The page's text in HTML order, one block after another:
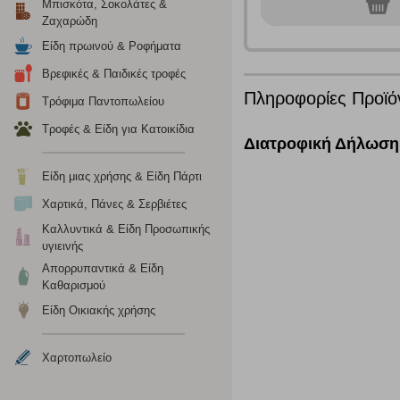
Μπισκότα, Σοκολάτες &
Ζαχαρώδη
Είδη πρωινού & Ροφήματα
Βρεφικές & Παιδικές τροφές
Τρόφιμα Παντοπωλείου
Τροφές & Είδη για Κατοικίδια
Είδη μιας χρήσης & Είδη Πάρτι
Χαρτικά, Πάνες & Σερβιέτες
Καλλυντικά & Είδη Προσωπικής
υγιεινής
Απορρυπαντικά & Είδη
Καθαρισμού
Είδη Οικιακής χρήσης
Χαρτοπωλείο
0τεμ.
Πληροφορίες
Διατροφική Δήλωση
περιέχουν προσωποποιημένα χαρακτηριστικά που
υπολογιστή ή την ηλεκτρονική συσκευή σας, προσθέτοντας
σας. Η κατηγορία των απολύτως απαραίτητων cookies για την
σας ή/και της χρήσης των υπηρεσιών μας.Δείτε περισσότερα
Λειτουργικά cookies
Τα λειτουργικά cookies επιτρέπουν την παροχή
Η συγκεκριμένη κατηγορία cookies ρυθμίζεται από
το πρόγραμμα περιήγησης και τη συσκευή σας. Αν δεν